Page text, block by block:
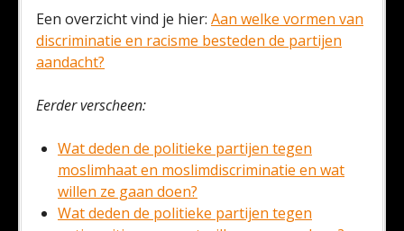
Een overzicht vind je hier: Aan welke vormen van
discriminatie en racisme besteden de partijen
aandacht?
Eerder verscheen:
Wat deden de politieke partijen tegen
moslimhaat en moslimdiscriminatie en wat
willen ze gaan doen?
Wat deden de politieke partijen tegen